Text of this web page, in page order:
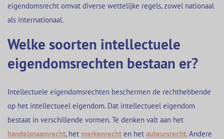
eigendomsrecht omvat diverse wettelijke regels, zowel nationaal
als internationaal.
Welke soorten intellectuele
eigendomsrechten bestaan er?
Intellectuele eigendomsrechten beschermen de rechthebbende
op het intellectueel eigendom. Dat intellectueel eigendom
bestaat in verschillende vormen. Te denken valt aan het
handelsnaamrecht, het merkenrecht en het auteursrecht. Andere